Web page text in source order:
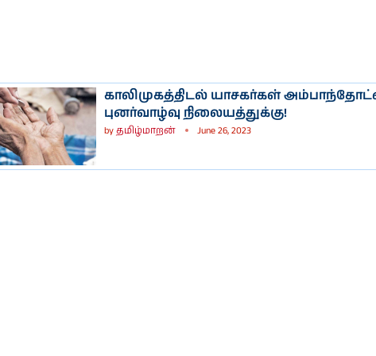
காலிமுகத்திடல் யாசகர்கள்
புனர்வாழ்வு நிலையத்துக்கு!
byதமிழ்மாறன் June 26, 2023